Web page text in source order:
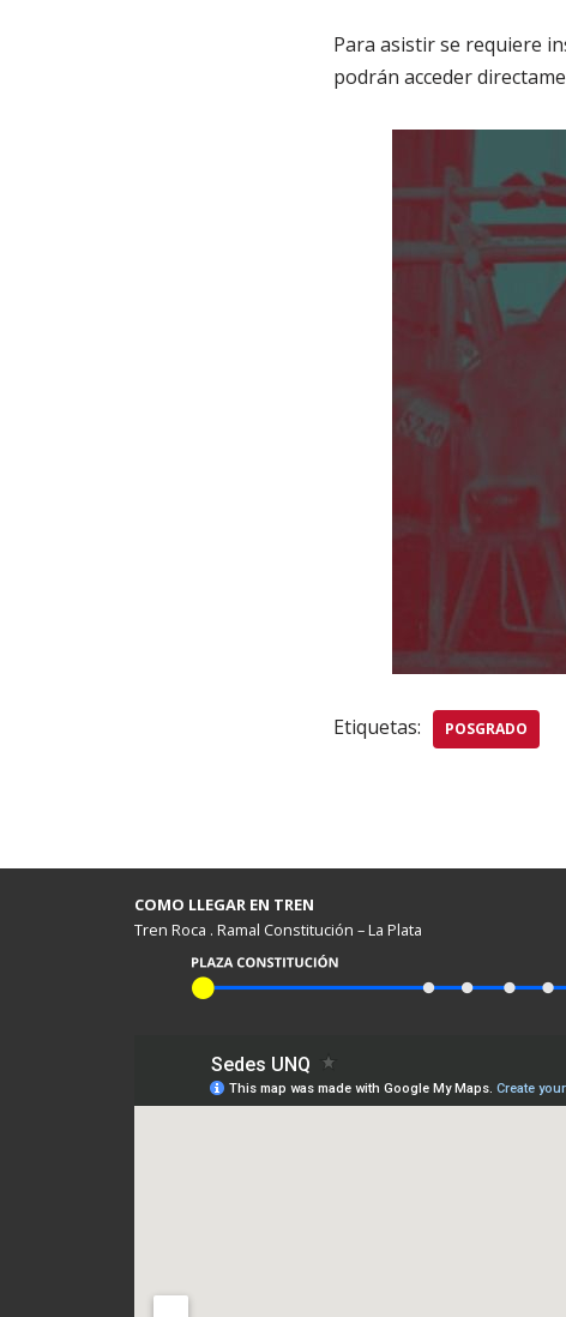
Para asistir se requiere
podrán acceder
Etiquetas: POSGRADO
COMO LLEGAR EN TREN
Tren Roca . Ramal Constitución – La Plata